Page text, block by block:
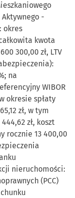
-
okres
kwota
300,00 zł, LTV
na
WIBOR
okresie spłaty
zł, w tym
zł, koszt
rocznie 13 400,00
nieruchomości:
(PCC)